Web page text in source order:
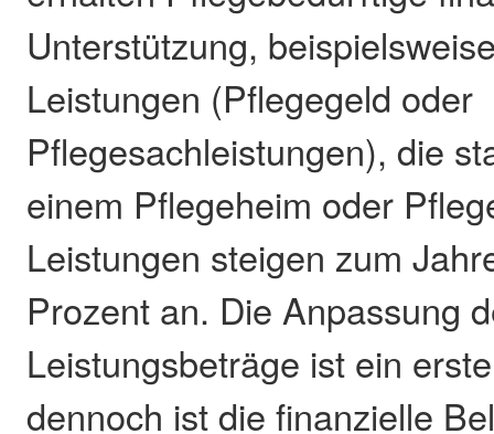
Unterstützung,
Leistungen (Pflegegeld oder
Pflegesachleistungen), die
einem Pflegeheim oder
Leistungen steigen zum
Prozent an. Die Anpassung
Leistungsbeträge ist ein
dennoch ist die finanzielle